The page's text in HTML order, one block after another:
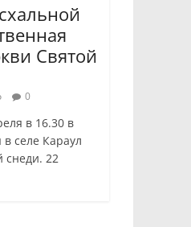
Святой
0
в 16.30 в
селе Караул
снеди. 22